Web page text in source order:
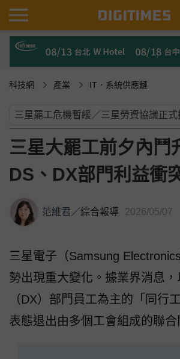
科技網 產業 IT．系統供應鏈
三星大罷工前夕內
DS、DX部門利益衝
范維君／綜合報導 2026/05/07
三星電子（Samsung
勢出現重大變化。據業界消息
（DX）部門員工為主的「同行
表態退出由多個工會組成的聯合